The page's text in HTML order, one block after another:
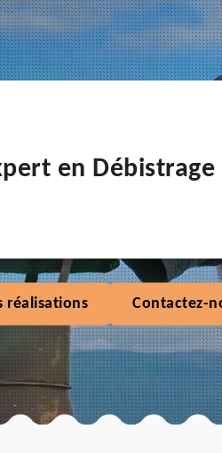
en Débistrage
réalisations Contactez-